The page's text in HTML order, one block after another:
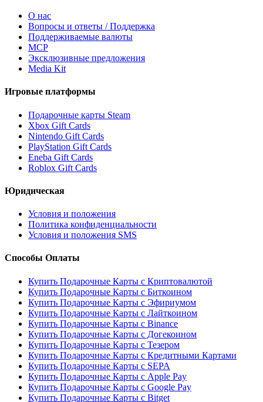
О нас
Вопросы и ответы / Поддержка
Поддерживаемые валюты
MCP
Эксклюзивные предложения
Media Kit
Игровые платформы
Подарочные карты Steam
Xbox Gift Cards
Nintendo Gift Cards
PlayStation Gift Cards
Eneba Gift Cards
Roblox Gift Cards
Юридическая
Условия и положения
Политика конфиденциальности
Условия и положения SMS
Способы Оплаты
Купить Подарочные Карты с Криптовалютой
Купить Подарочные Карты с Биткоином
Купить Подарочные Карты с Эфириумом
Купить Подарочные Карты с Лайткоином
Купить Подарочные Карты с Binance
Купить Подарочные Карты с Догекоином
Купить Подарочные Карты с Тезером
Купить Подарочные Карты с Кредитными Картами
Купить Подарочные Карты с SEPA
Купить Подарочные Карты с Apple Pay
Купить Подарочные Карты с Google Pay
Купить Подарочные Карты с Bitget